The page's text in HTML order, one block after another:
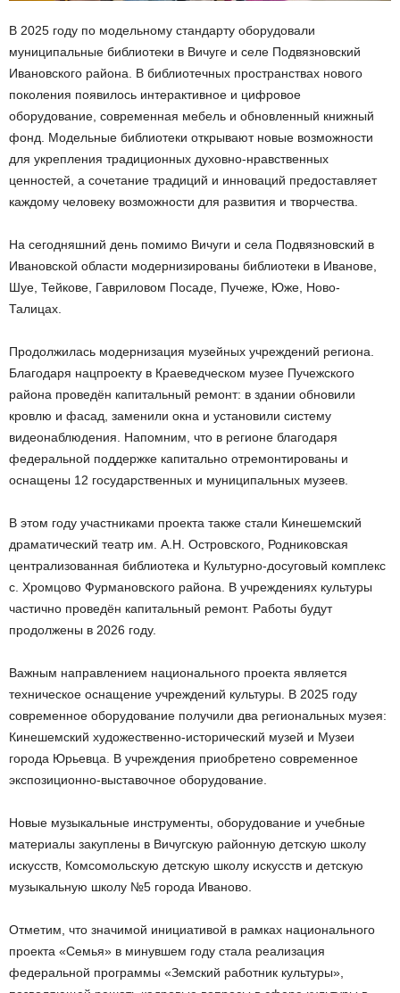
В 2025 году по модельному стандарту оборудовали
муниципальные библиотеки в Вичуге и селе Подвязновский
Ивановского района. В библиотечных пространствах нового
поколения появилось интерактивное и цифровое
оборудование, современная мебель и обновленный книжный
фонд. Модельные библиотеки открывают новые возможности
для укрепления традиционных духовно-нравственных
ценностей, а сочетание традиций и инноваций предоставляет
каждому человеку возможности для развития и творчества.
На сегодняшний день помимо Вичуги и села Подвязновский в
Ивановской области модернизированы библиотеки в Иванове,
Шуе, Тейкове, Гавриловом Посаде, Пучеже, Юже, Ново-
Талицах.
Продолжилась модернизация музейных учреждений региона.
Благодаря нацпроекту в Краеведческом музее Пучежского
района проведён капитальный ремонт: в здании обновили
кровлю и фасад, заменили окна и установили систему
видеонаблюдения. Напомним, что в регионе благодаря
федеральной поддержке капитально отремонтированы и
оснащены 12 государственных и муниципальных музеев.
В этом году участниками проекта также стали Кинешемский
драматический театр им. А.Н. Островского, Родниковская
централизованная библиотека и Культурно-досуговый комплекс
с. Хромцово Фурмановского района. В учреждениях культуры
частично проведён капитальный ремонт. Работы будут
продолжены в 2026 году.
Важным направлением национального проекта является
техническое оснащение учреждений культуры. В 2025 году
современное оборудование получили два региональных музея:
Кинешемский художественно-исторический музей и Музеи
города Юрьевца. В учреждения приобретено современное
экспозиционно-выставочное оборудование.
Новые музыкальные инструменты, оборудование и учебные
материалы закуплены в Вичугскую районную детскую школу
искусств, Комсомольскую детскую школу искусств и детскую
музыкальную школу №5 города Иваново.
Отметим, что значимой инициативой в рамках национального
проекта «Семья» в минувшем году стала реализация
федеральной программы «Земский работник культуры»,